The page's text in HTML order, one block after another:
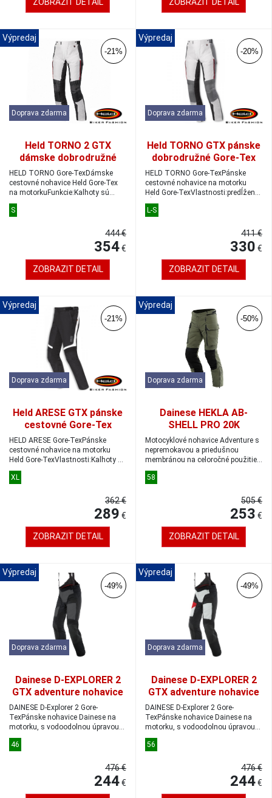
ZOBRAZIT DETAIL ZOBRAZIT DETAIL
Výpredaj
-21%
Doprava zdarma
Held TORNO 2 GTX
dámske dobrodružné
Gore-Tex nohavice šedá/
čierna veľkosť DS
HELD TORNO Gore-TexDámske
cestovné nohavice Held Gore-Tex
na motorkuFunkcie:Kalhoty sú
vybavené odní...
S
444 €
354€
ZOBRAZIT DETAIL
Výpredaj
-20%
Doprava zdarma
Held TORNO GTX pánske
dobrodružné Gore-Tex
nohavice veľkosť L-S
HELD TORNO Gore-TexPánske
cestovné nohavice na motorku
Held Gore-TexVlastnosti:predĺžená
dĺžka nohyK...
L-S
411 €
330 €
ZOBRAZIT DETAIL
Výpredaj
-21%
Doprava zdarma
Held ARESE GTX pánske
cestovné Gore-Tex
nohavice black/white
veľkosť XL
HELD ARESE Gore-TexPánske
cestovné nohavice na motorku
Held Gore-TexVlastnosti:Kalhoty sú
vybavené n...
XL
362 €
289 €
ZOBRAZIT DETAIL
Výpredaj
-50%
Doprava zdarma
Dainese HEKLA AB-
SHELL PRO 20K
adventure nohavice
army-green/black
veľkosť 58
Motocyklové nohavice Adventure s
nepremokavou a priedušnou
membránou na celoročné použitie.
Mäkké ch...
58
505 €
253 €
ZOBRAZIT DETAIL
Výpredaj
-49%
Doprava zdarma
Dainese D-EXPLORER 2
GTX adventure nohavice
black/ebony veľkosť 46
DAINESE D-Explorer 2 Gore-
TexPánske nohavice Dainese na
motorku, s vodoodolnou úpravou
Gore-TexBezpe...
46
476 €
244€
Výpredaj
-49%
Doprava zdarma
Dainese D-EXPLORER 2
GTX adventure nohavice
glacier-gray/lava-
red/black veľkosť 56
DAINESE D-Explorer 2 Gore-
TexPánske nohavice Dainese na
motorku, s vodoodolnou úpravou
Gore-TexBezpe...
56
476 €
244€